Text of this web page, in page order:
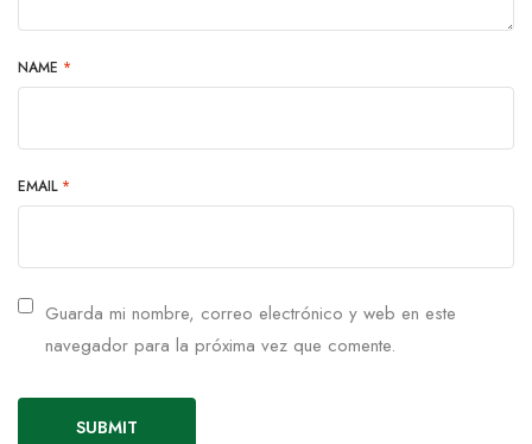
NAME *
EMAIL *
Guarda mi nombre, correo electrónico y web en este
navegador para la próxima vez que comente.